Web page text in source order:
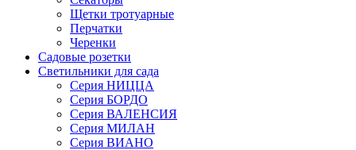
Щетки тротуарные
Перчатки
Черенки
Садовые розетки
Светильники для сада
Серия НИЦЦА
Серия БОРДО
Серия ВАЛЕНСИЯ
Серия МИЛАН
Серия ВИАНО